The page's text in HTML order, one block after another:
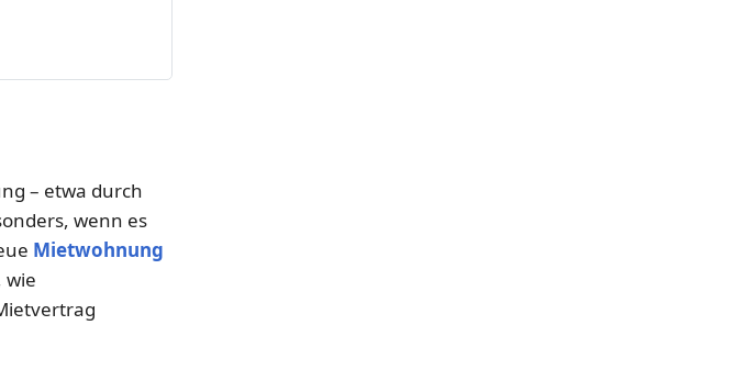
– etwa durch
wenn es
Mietwohnung
wie